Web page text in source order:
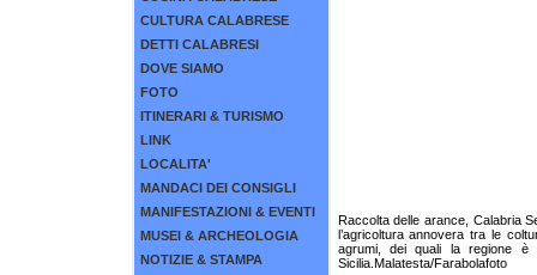
CULTURA CALABRESE
DETTI CALABRESI
DOVE SIAMO
FOTO
ITINERARI & TURISMO
LINK
LOCALITA'
MANDACI DEI CONSIGLI
MANIFESTAZIONI & EVENTI
MUSEI & ARCHEOLOGIA
NOTIZIE & STAMPA
Raccolta delle arance, Calabria
l’agricoltura annovera tra le
agrumi, dei quali la regione è
Sicilia.Malatesta/Farabolafoto